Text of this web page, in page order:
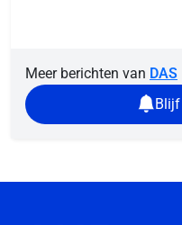
Meer berichten van DAS